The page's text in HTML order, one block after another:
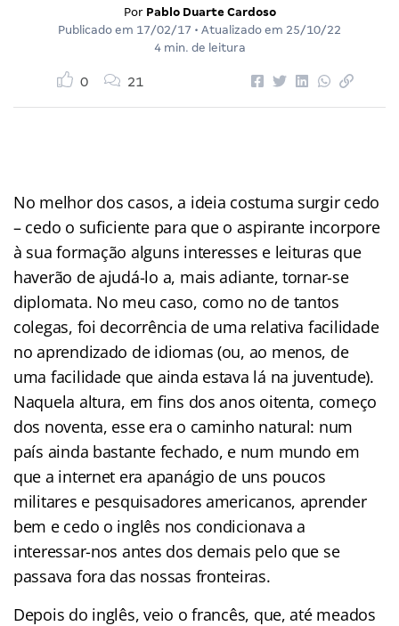
Por Pablo Duarte Cardoso
Publicado em 17/02/17 • Atualizado em 25/10/22
4 min. de leitura
0 21
No melhor dos casos, a ideia costuma surgir cedo
– cedo o suficiente para que o aspirante incorpore
à sua formação alguns interesses e leituras que
haverão de ajudá-lo a, mais adiante, tornar-se
diplomata. No meu caso, como no de tantos
colegas, foi decorrência de uma relativa facilidade
no aprendizado de idiomas (ou, ao menos, de
uma facilidade que ainda estava lá na juventude).
Naquela altura, em fins dos anos oitenta, começo
dos noventa, esse era o caminho natural: num
país ainda bastante fechado, e num mundo em
que a internet era apanágio de uns poucos
militares e pesquisadores americanos, aprender
bem e cedo o inglês nos condicionava a
interessar-nos antes dos demais pelo que se
passava fora das nossas fronteiras.
Depois do inglês, veio o francês, que, até meados